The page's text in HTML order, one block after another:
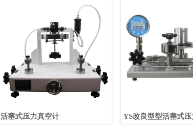
活塞式压力真空计 YS改良型型活塞式压